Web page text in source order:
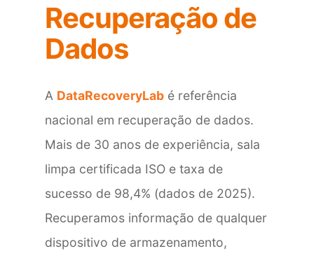
Recuperação de
Dados
A DataRecoveryLab é referência
nacional em recuperação de dados.
Mais de 30 anos de experiência, sala
limpa certificada ISO e taxa de
sucesso de 98,4% (dados de 2025).
Recuperamos informação de qualquer
dispositivo de armazenamento,